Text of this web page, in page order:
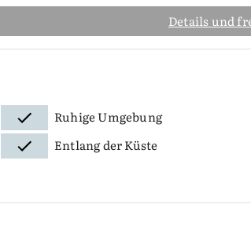
Details und
Ruhige Umgebung
Entlang der Küste